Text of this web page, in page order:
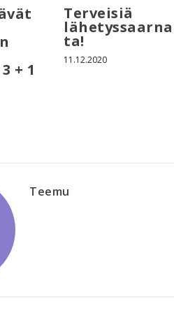
+ 1
Terveisiä
ta!
11.12.2020
Teemu